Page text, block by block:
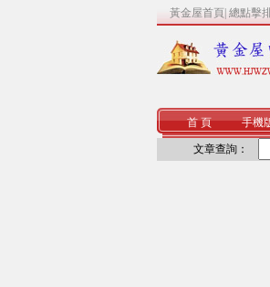
黃金屋首頁 總點擊
首 頁 手機
文章查詢：